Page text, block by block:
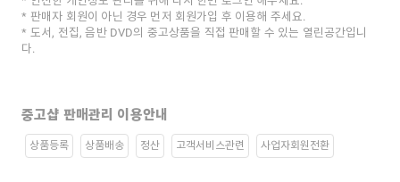
판매자 회원이 아닌 경우 먼저 회원가입 후 이용해 주세요.
도서, 전집, 음반 DVD의 중고상품을 직접 판매할 수 있는 열린공간입니
다.
중고샵 판매관리 이용안내
상품등록 상품배송 정산 고객서비스관련 사업자회원전환